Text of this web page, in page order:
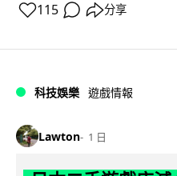
115 分享
科技娛樂 遊戲情報
Lawton 1 日